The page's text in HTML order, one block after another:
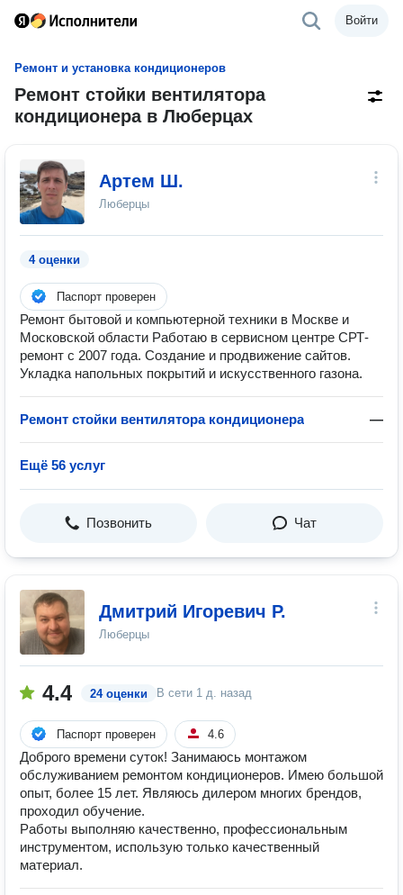
Войти
Ремонт и установка кондиционеров
Ремонт стойки вентилятора
кондиционера в Люберцах
Артем Ш.
Люберцы
4 оценки
Паспорт проверен
Ремонт бытовой и компьютерной техники в Москве и
Московской области Работаю в сервисном центре СРТ-
ремонт с 2007 года. Создание и продвижение сайтов.
Укладка напольных покрытий и искусственного газона.
Ремонт стойки вентилятора кондиционера —
Ещё 56 услуг
Позвонить Чат
Дмитрий Игоревич Р.
Люберцы
4.4 24 оценки В сети 1 д. назад
Паспорт проверен 4.6
Доброго времени суток! Занимаюсь монтажом
обслуживанием ремонтом кондиционеров. Имею большой
опыт, более 15 лет. Являюсь дилером многих брендов,
проходил обучение.
Работы выполняю качественно, профессиональным
инструментом, использую только качественный
материал.